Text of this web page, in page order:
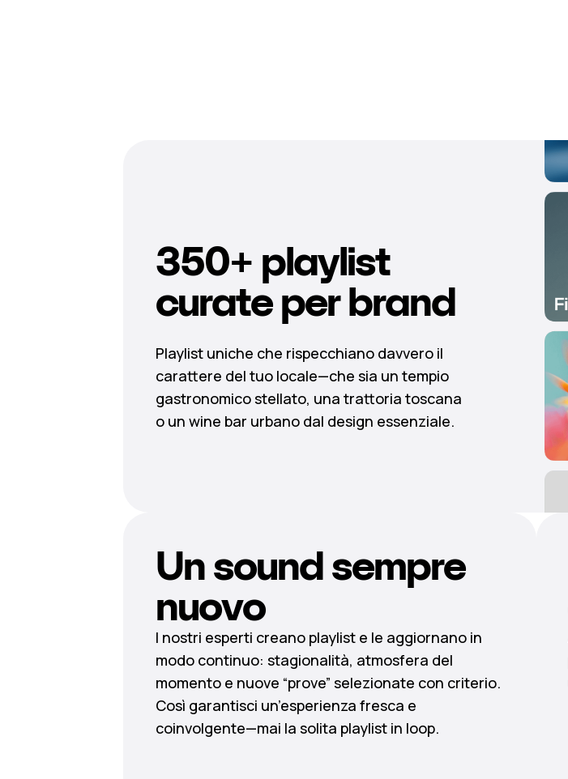
350+ playlist
curate per brand
Playlist uniche che rispecchiano davvero il
carattere del tuo locale—che sia un tempio
gastronomico stellato, una trattoria toscana
o un wine bar urbano dal design essenziale.
Un sound sempre
nuovo
I nostri esperti creano playlist e le aggiornano in
modo continuo: stagionalità, atmosfera del
momento e nuove “prove” selezionate con criterio.
Così garantisci un’esperienza fresca e
coinvolgente—mai la solita playlist in loop.